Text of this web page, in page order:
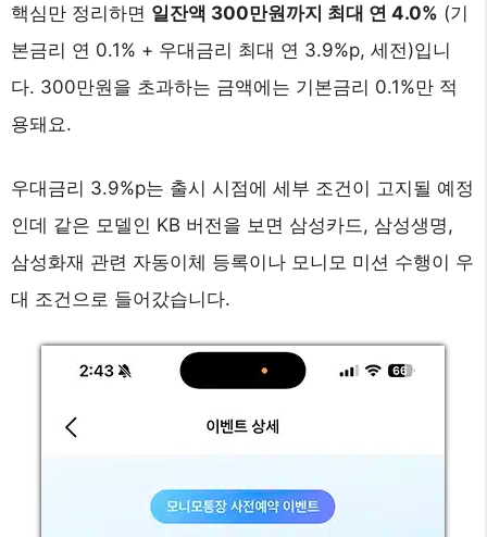
핵심만 정리하면 일잔액 300만원까지 최대 연 4.0% (기
본금리 연 0.1% + 우대금리 최대 연 3.9%p, 세전)입니
다. 300만원을 초과하는 금액에는 기본금리 0.1%만 적
용돼요.
우대금리 3.9%p는 출시 시점에 세부 조건이 고지될 예정
인데 같은 모델인 KB 버전을 보면 삼성카드, 삼성생명,
삼성화재 관련 자동이체 등록이나 모니모 미션 수행이 우
대 조건으로 들어갔습니다.